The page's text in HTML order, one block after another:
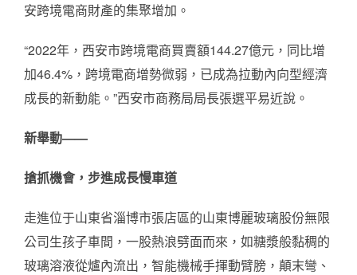
安跨境電商財產的集聚增加。
“2022年，西安市跨境電商買賣額144.27億元，同比增
加46.4%，跨境電商增勢微弱，已成為拉動內向型經濟
成長的新動能。”西安市商務局局長張選平易近說。
新舉動——
搶抓機會，步進成長慢車道
走進位于山東省淄博市張店區的山東博麗玻璃股份無限
公司生孩子車間，一股熱浪劈面而來，如糖漿般黏稠的
玻璃溶液從爐內流出，智能機械手揮動臂膀，顛末彎、